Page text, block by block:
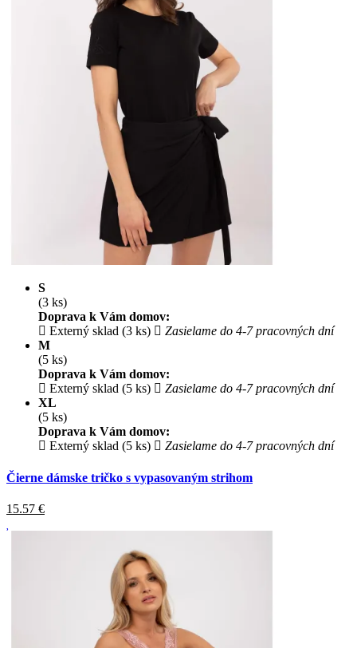
S
(3 ks)
Doprava k Vám domov:
Externý sklad (3 ks)
Zasielame do 4-7 pracovných dní
M
(5 ks)
Doprava k Vám domov:
Externý sklad (5 ks)
Zasielame do 4-7 pracovných dní
XL
(5 ks)
Doprava k Vám domov:
Externý sklad (5 ks)
Zasielame do 4-7 pracovných dní
Čierne dámske tričko s vypasovaným strihom
15.57 €